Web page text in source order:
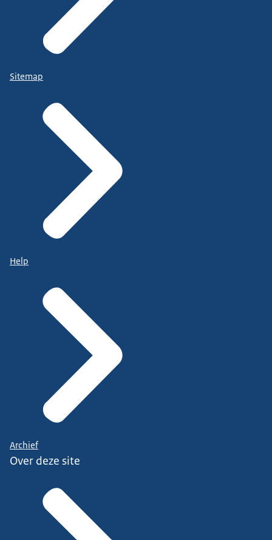
Sitemap
Help
Archief
Over deze site